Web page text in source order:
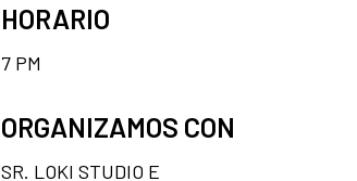
HORARIO
7 PM
ORGANIZAMOS CON
SR. LOKI STUDIO E